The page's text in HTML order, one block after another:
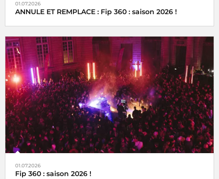
01.07.2026
ANNULE ET REMPLACE : Fip 360 : saison 2026 !
01.07.2026
Fip 360 : saison 2026 !